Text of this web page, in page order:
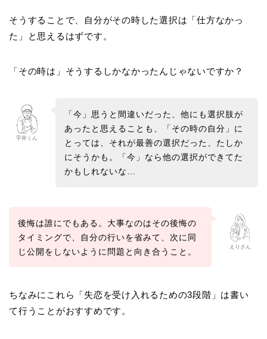
そうすることで、自分がその時した選択は「仕方なかっ
た」と思えるはずです。
「その時は」そうするしかなかったんじゃないですか？
宇井くん
「今」思うと間違いだった、他にも選択肢が
あったと思えることも、「その時の自分」に
とっては、それが最善の選択だった、たしか
にそうかも。「今」なら他の選択ができてた
かもしれないな…
えりさん
後悔は誰にでもある。大事なのはその後悔の
タイミングで、自分の行いを省みて、次に同
じ公開をしないように問題と向き合うこと。
ちなみにこれら「失恋を受け入れるための3段階」は書い
て行うことがおすすめです。